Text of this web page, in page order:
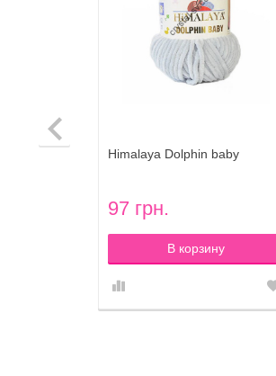
Himalaya Dolphin baby
97 грн.
В корзину